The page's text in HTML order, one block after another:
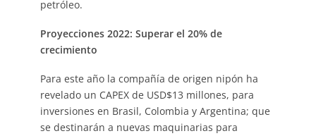
petróleo.
Proyecciones 2022: Superar el 20% de
crecimiento
Para este año la compañía de origen nipón ha
revelado un CAPEX de USD$13 millones, para
inversiones en Brasil, Colombia y Argentina; que
se destinarán a nuevas maquinarias para